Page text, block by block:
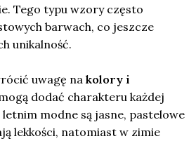
Tego typu wzory często
barwach, co jeszcze
unikalność.
uwagę na kolory i
dodać charakteru każdej
modne są jasne, pastelowe
lekkości, natomiast w zimie